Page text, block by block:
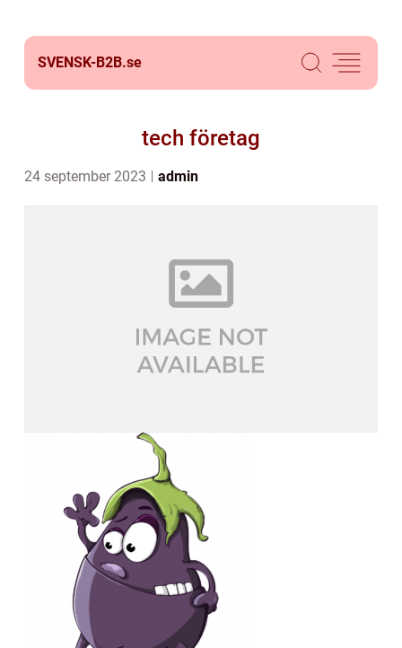
SVENSK-B2B.se
tech företag
24 september 2023 admin